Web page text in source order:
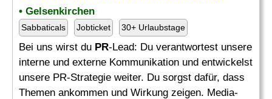
• Gelsenkirchen
Sabbaticals Jobticket 30+ Urlaubstage
Bei uns wirst du PR-Lead: Du verantwortest unsere
interne und externe Kommunikation und entwickelst
unsere PR-Strategie weiter. Du sorgst dafür, dass
Themen ankommen und Wirkung zeigen. Media-